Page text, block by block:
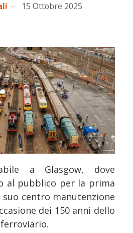
15 Ottobre 2025
a Glasgow, dove
al pubblico per la prima
centro manutenzione
dei 150 anni dello